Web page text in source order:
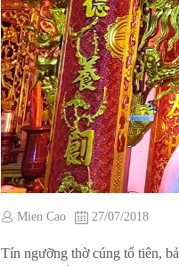
Mien Cao 27/07/2018
Tín ngưỡng thờ cúng tổ tiên,